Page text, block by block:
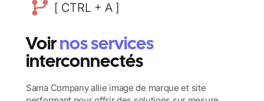
[ CTRL + A ]
Voir nos services
interconnectés
Sama Company allie image de marque et site